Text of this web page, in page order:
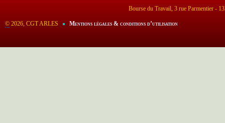
Bourse du Travail, 3 rue Parmentier -
© 2026, CGT ARLES Mentions légales & conditions d’utilisation